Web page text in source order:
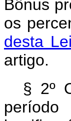
Bônus
os
desta Lei
artigo.
§ 2º